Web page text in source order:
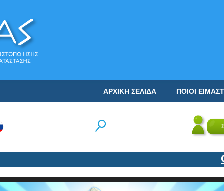
ΠΟΙΟΙ
ΑΡΧΙΚΗ ΣΕΛΙΔΑ
Ο